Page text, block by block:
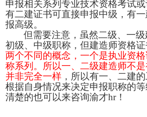
申报相关系列专业技术资格考试
有二建证书可直接申报中级，有
报高级。
但需要注意，虽然二级、一
初级、中级职称，但建造师资格
两个不同的概念，一个是执业资
称系列。所以一、二级建造师不
并非完全一样 ，所以有一、二建
根据自身情况来决定申报职称的
清楚的也可以来咨询渝才hr！